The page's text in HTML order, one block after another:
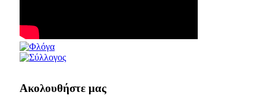
Ακολουθήστε μας